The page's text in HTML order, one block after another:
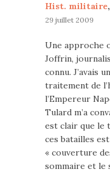
Hist. militaire,
29 juillet 2009
Une approche
Joffrin,
connu. J’avais
traitement de
l’Empereur
Tulard m’a
est clair que le
ces batailles
« couverture
sommaire et